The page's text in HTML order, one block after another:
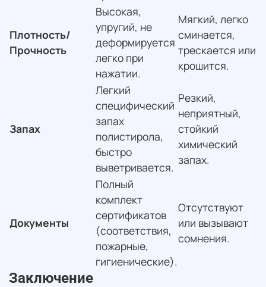
Плотность/
Прочность
Высокая,
упругий, не
деформируется
легко при
нажатии.
Мягкий, легко
сминается,
трескается или
крошится.
Запах
Легкий
специфический
запах
полистирола,
быстро
выветривается.
Резкий,
неприятный,
стойкий
химический
запах.
Документы
Полный
комплект
сертификатов
(соответствия,
пожарные,
гигиенические).
Отсутствуют
или вызывают
сомнения.
Заключение